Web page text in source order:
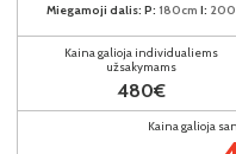
Miegamoji dalis: P: 180cm I:
Kaina galioja individualiems
užsakymams
480€
Kaina galioja